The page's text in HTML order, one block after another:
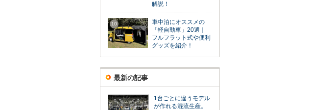
解説！
10
車中泊にオススメの
「軽自動車」20選｜
フルフラット式や便利
グッズを紹介！
最新の記事
1台ごとに違うモデル
が作れる混流生産。